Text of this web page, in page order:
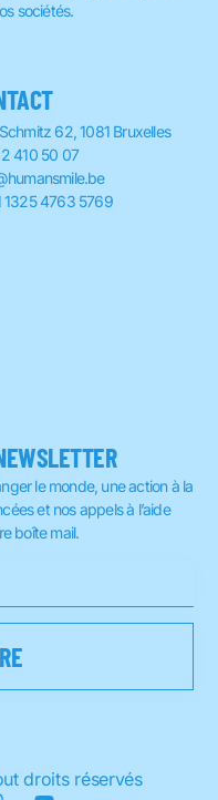
sociétés.
62, 1081 Bruxelles
410 50 07
1325 4763 5769
le monde, une action à la
et nos appels à l’aide
boîte mail.
droits réservés